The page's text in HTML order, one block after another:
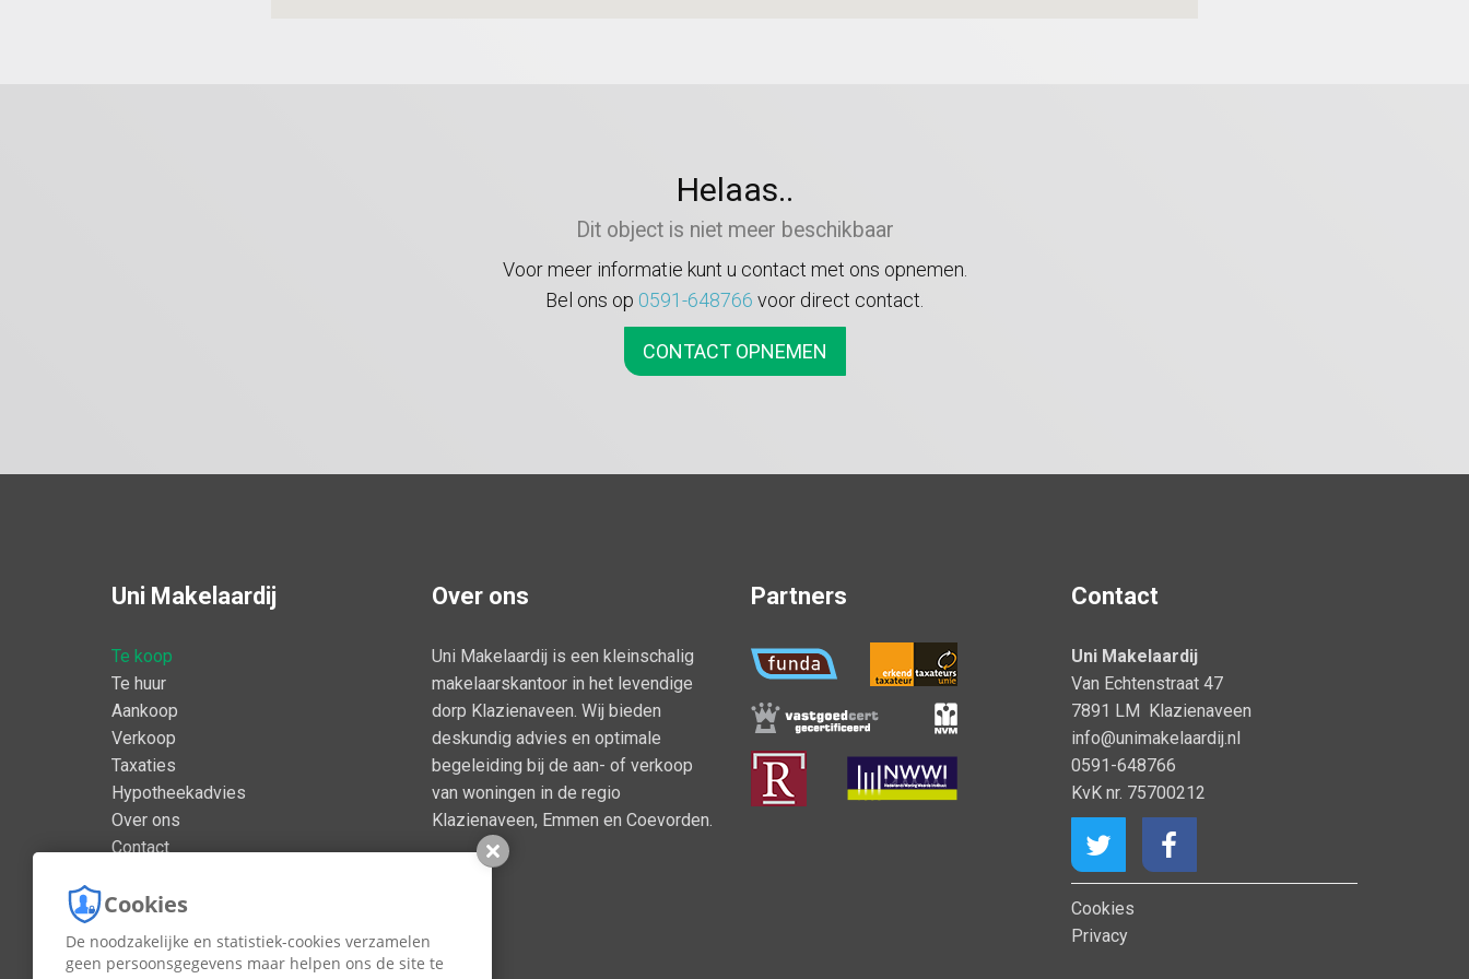
Helaas..
Dit object is niet meer beschikbaar
Voor meer informatie kunt u contact met ons opnemen.
Bel ons op 0591-648766 voor direct contact.
CONTACT OPNEMEN
Uni Makelaardij
Te koop
Te huur
Aankoop
Verkoop
Taxaties
Hypotheekadvies
Over ons
Contact
Over ons
Uni Makelaardij is een kleinschalig
makelaarskantoor in het levendige
dorp Klazienaveen. Wij bieden
deskundig advies en optimale
begeleiding bij de aan- of verkoop
van woningen in de regio
Klazienaveen, Emmen en Coevorden.
Partners Contact
Uni Makelaardij
Van Echtenstraat 47
7891 LM Klazienaveen
info@unimakelaardij.nl
0591-648766
KvK nr. 75700212
Cookies
Privacy
Cookies
De noodzakelijke en statistiek-cookies verzamelen
geen persoonsgegevens maar helpen ons de site te
Sluiten